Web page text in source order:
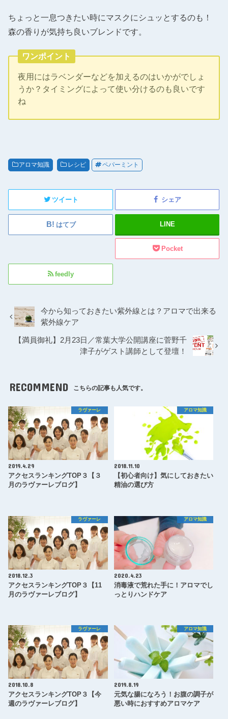
ちょっと一息つきたい時にマスクにシュッとするのも！
森の香りが気持ち良いブレンドです。
ワンポイント
夜用にはラベンダーなどを加えるのはいかがでしょ
うか？タイミングによって使い分けるのも良いです
ね
アロマ知識 レシピ ペパーミント
ツイート シェア
はてブ LINE
Pocket
feedly
今から知っておきたい紫外線とは？アロマで出来る
紫外線ケア
【満員御礼】2月23日／常葉大学公開講座に菅野千
津子がゲスト講師として登壇！
RECOMMEND こちらの記事も人気です。
ラヴァーレ
2019.4.29
アクセスランキングTOP３【３
月のラヴァーレブログ】
アロマ知識
2018.11.10
【初心者向け】気にしておきたい
精油の選び方
ラヴァーレ
2018.12.3
アクセスランキングTOP３【11
月のラヴァーレブログ】
アロマ知識
2020.4.23
消毒液で荒れた手に！アロマでし
っとりハンドケア
ラヴァーレ
2018.10.8
アクセスランキングTOP３【今
週のラヴァーレブログ】
アロマ知識
2019.8.19
元気な腸になろう！お腹の調子が
悪い時におすすめアロマケア